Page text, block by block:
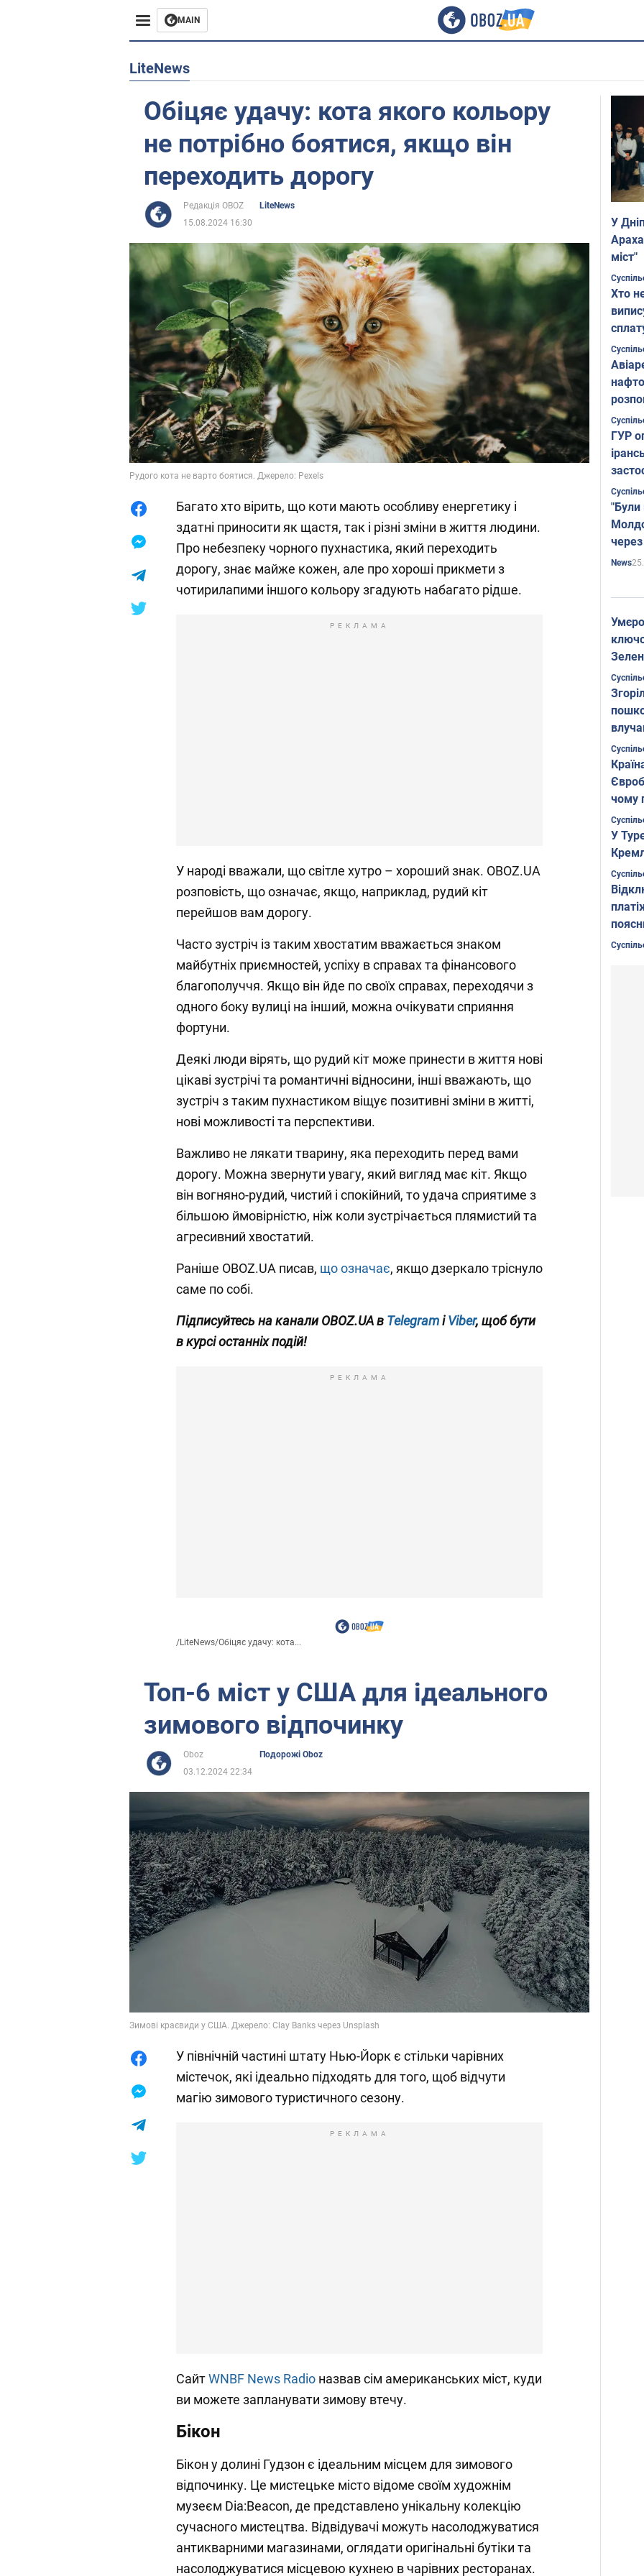
MAIN
Європа
Життя
LiteNews
Обіцяє удачу: кота якого кольору
не потрібно боятися, якщо він
переходить дорогу
Редакція OBOZ
LiteNews
15.08.2024 16:30
Рудого кота не варто боятися. Джерело: Pexels
Багато хто вірить, що коти мають особливу енергетику і
здатні приносити як щастя, так і різні зміни в життя людини.
Про небезпеку чорного пухнастика, який переходить
дорогу, знає майже кожен, але про хороші прикмети з
чотирилапими іншого кольору згадують набагато рідше.
РЕКЛАМА
У народі вважали, що світле хутро – хороший знак. OBOZ.UA
розповість, що означає, якщо, наприклад, рудий кіт
перейшов вам дорогу.
Часто зустріч із таким хвостатим вважається знаком
майбутніх приємностей, успіху в справах та фінансового
благополуччя. Якщо він йде по своїх справах, переходячи з
одного боку вулиці на інший, можна очікувати сприяння
фортуни.
Деякі люди вірять, що рудий кіт може принести в життя нові
цікаві зустрічі та романтичні відносини, інші вважають, що
зустріч з таким пухнастиком віщує позитивні зміни в житті,
нові можливості та перспективи.
Важливо не лякати тварину, яка переходить перед вами
дорогу. Можна звернути увагу, який вигляд має кіт. Якщо
він вогняно-рудий, чистий і спокійний, то удача сприятиме з
більшою ймовірністю, ніж коли зустрічається плямистий та
агресивний хвостатий.
Раніше OBOZ.UA писав, що означає, якщо дзеркало тріснуло
саме по собі.
Підписуйтесь на канали OBOZ.UA в TelegramіViber, щоб бути
в курсі останніх подій!
РЕКЛАМА
/LiteNews/Обіцяє удачу: кота...
Топ-6 міст у США для ідеального
зимового відпочинку
Oboz
Подорожі Oboz
03.12.2024 22:34
Зимові краєвиди у США. Джерело: Clay Banks через Unsplash
У північній частині штату Нью-Йорк є стільки чарівних
містечок, які ідеально підходять для того, щоб відчути
магію зимового туристичного сезону.
РЕКЛАМА
СайтWNBF News Radio назвав сім американських міст, куди
ви можете запланувати зимову втечу.
Бікон
Бікон у долині Гудзон є ідеальним місцем для зимового
відпочинку. Це мистецьке місто відоме своїм художнім
музеєм Dia:Beacon, де представлено унікальну колекцію
сучасного мистецтва. Відвідувачі можуть насолоджуватися
антикварними магазинами, оглядати оригінальні бутіки та
насолоджуватися місцевою кухнею в чарівних ресторанах.
У
міст"
Хто
ГУР
"Були
News
Фото
чому
У